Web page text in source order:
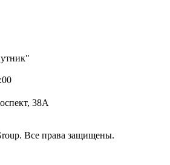
38А
Все права защищены.